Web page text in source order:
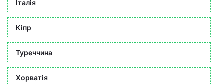
Італія
Кіпр
Туреччина
Хорватія